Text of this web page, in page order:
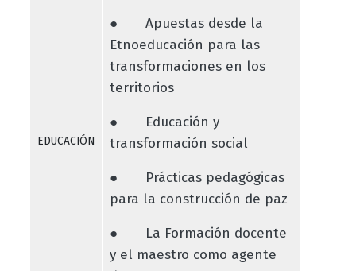
EDUCACIÓN
● Apuestas desde la
Etnoeducación para las
transformaciones en los
territorios
● Educación y
transformación social
● Prácticas pedagógicas
para la construcción de paz
● La Formación docente
y el maestro como agente